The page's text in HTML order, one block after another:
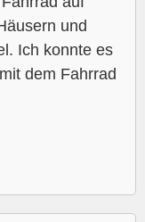
und
Ich konnte es
dem Fahrrad